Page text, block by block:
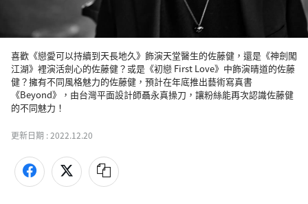
喜歡《戀愛可以持續到天長地久》飾演天堂醫生的佐藤健，還是《神劍闖
江湖》裡演活劍心的佐藤健？或是《初戀 First Love》中飾演晴道的佐藤
健？擁有不同風格魅力的佐藤健，預計在年底推出藝術寫真書
《Beyond》，由台灣平面設計師聶永真操刀，讓粉絲能再次認識佐藤健
更新日期 :2022.12.20